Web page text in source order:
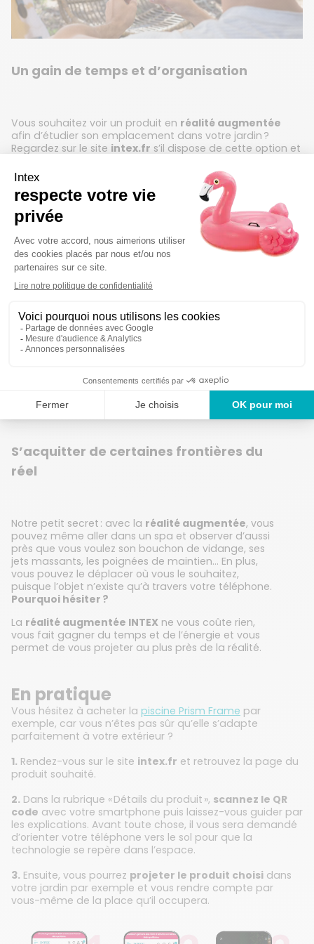
Un gain de temps et d’organisation
Vous souhaitez voir un produit en réalité augmentée
afin d’étudier son emplacement dans votre jardin ?
Regardez sur le site intex.fr s’il dispose de cette option et
déplacer en magasin ou de demander des photos
supplémentaires, vous pouvez désormais vous faire votre
propre avis, depuis chez-vous.
Choisissez le produit de votre choix et testez-le, sans
même le sortir de son carton. Sur notre site internet, la
plupart des piscines, spas et quelques modèles de
portiques-balançoires possèdent cette fonctionnalité.
S’acquitter de certaines frontières du
réel
Notre petit secret : avec la réalité augmentée, vous
pouvez même aller dans un spa et observer d’aussi
près que vous voulez son bouchon de vidange, ses
jets massants, les poignées de maintien… En plus,
vous pouvez le déplacer où vous le souhaitez,
puisque l’objet n’existe qu’à travers votre téléphone.
Pourquoi hésiter ?
La réalité augmentée INTEX ne vous coûte rien,
vous fait gagner du temps et de l’énergie et vous
permet de vous projeter au plus près de la réalité.
En pratique
Vous hésitez à acheter la piscine Prism Frame par
exemple, car vous n’êtes pas sûr qu’elle s’adapte
parfaitement à votre extérieur ?
1. Rendez-vous sur le site intex.fr et retrouvez la page du
produit souhaité.
2. Dans la rubrique « Détails du produit », scannez le QR
code avec votre smartphone puis laissez-vous guider par
les explications. Avant toute chose, il vous sera demandé
d’orienter votre téléphone vers le sol pour que la
technologie se repère dans l’espace.
3. Ensuite, vous pourrez projeter le produit choisi dans
votre jardin par exemple et vous rendre compte par
vous-même de la place qu’il occupera.